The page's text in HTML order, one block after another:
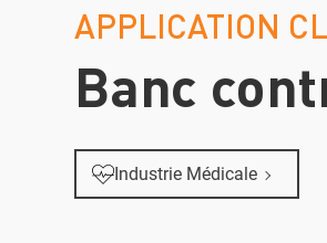
APPLICATION
Banc
Industrie Médicale